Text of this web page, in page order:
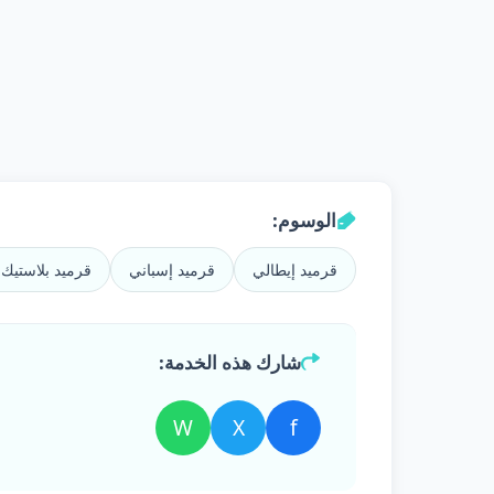
الوسوم:
قرميد إيطالي قرميد إسباني قرميد بلاستيك PVC
شارك هذه الخدمة:
f
X
W